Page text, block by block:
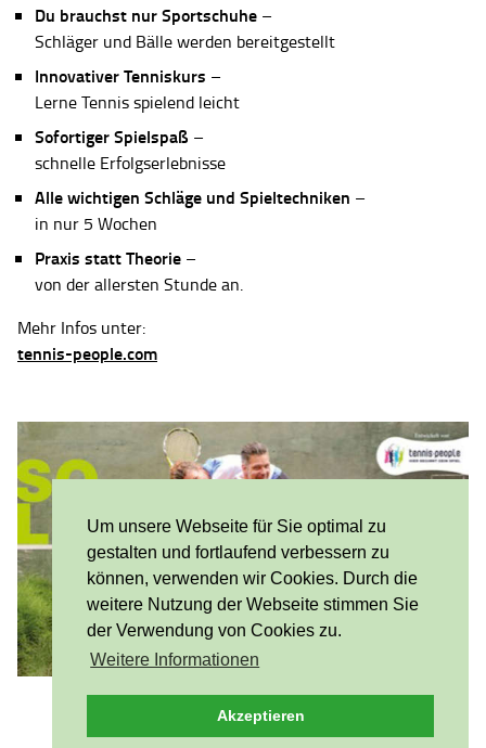
Um unsere Webseite für Sie optimal zu
gestalten und fortlaufend verbessern zu
können, verwenden wir Cookies. Durch die
weitere Nutzung der Webseite stimmen Sie
der Verwendung von Cookies zu.
Weitere Informationen
Akzeptieren
Du brauchst nur Sportschuhe –
Schläger und Bälle werden bereitgestellt
Innovativer Tenniskurs –
Lerne Tennis spielend leicht
Sofortiger Spielspaß –
schnelle Erfolgserlebnisse
Alle wichtigen Schläge und Spieltechniken –
in nur 5 Wochen
Praxis statt Theorie –
von der allersten Stunde an.
Mehr Infos unter:
tennis-people.com